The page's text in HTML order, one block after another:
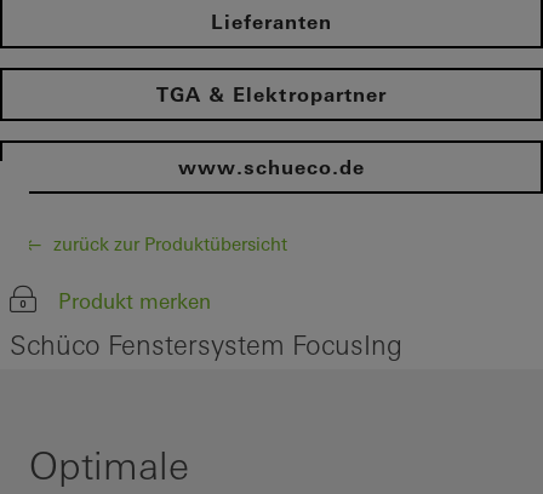
Lieferanten
TGA & Elektropartner
www.schueco.de
zurück zur Produktübersicht
Produkt merken
Schüco Fenstersystem FocusIng
Optimale